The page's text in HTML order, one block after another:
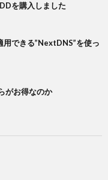
を購入しました
できる”NextDNS”を使っ
がお得なのか